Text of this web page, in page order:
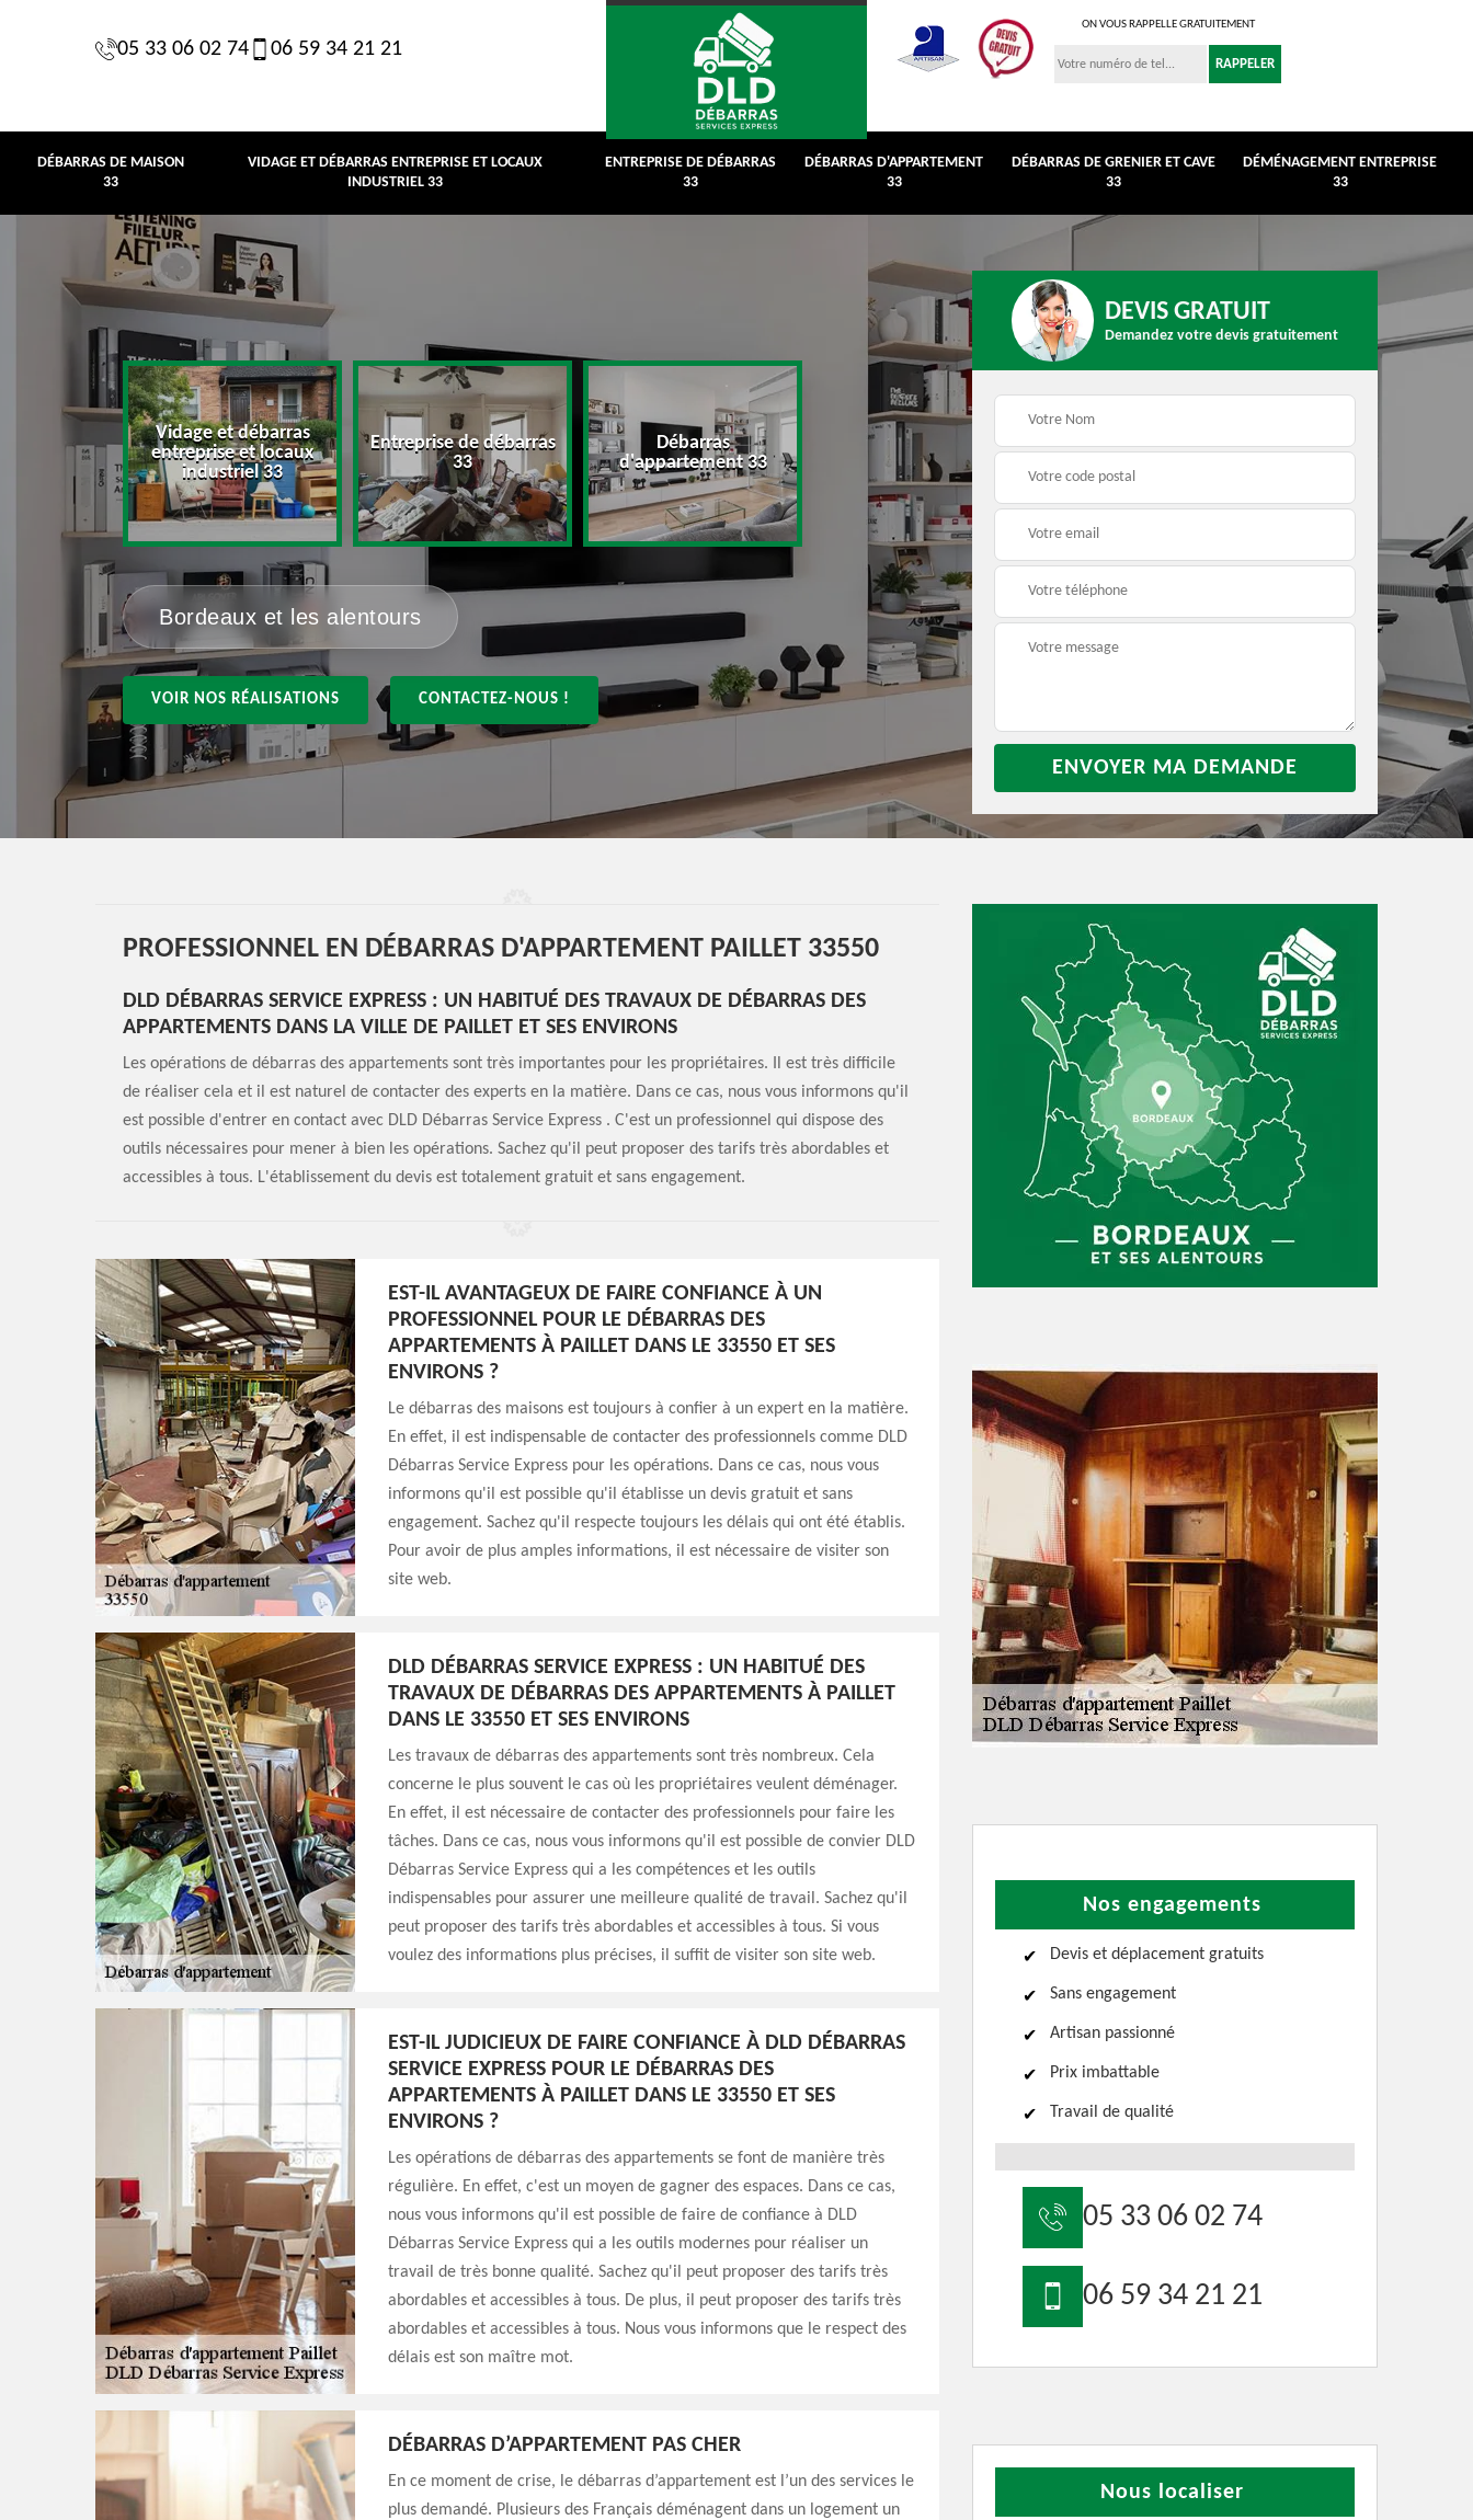
05 33 06 02 74 06 59 34 21 21
ON VOUS RAPPELLE GRATUITEMENT
DÉBARRAS DE MAISON
33
VIDAGE ET DÉBARRAS ENTREPRISE ET LOCAUX
INDUSTRIEL 33
ENTREPRISE DE DÉBARRAS
33
DÉBARRAS D'APPARTEMENT
33
DÉBARRAS DE GRENIER ET CAVE
33
DÉMÉNAGEMENT ENTREPRISE
33
maison 33
Vidage et débarras
entreprise et locaux
industriel 33
Entreprise de débarras
33
Débarras
d'appartement 33
Débarras de grenier et
cave 33
Déménagement
Débarras de maison
Bordeaux et les alentours
VOIR NOS RÉALISATIONS CONTACTEZ-NOUS !
DEVIS GRATUIT
Demandez votre devis gratuitement
PROFESSIONNEL EN DÉBARRAS D'APPARTEMENT PAILLET 33550
DLD DÉBARRAS SERVICE EXPRESS : UN HABITUÉ DES TRAVAUX DE DÉBARRAS DES
APPARTEMENTS DANS LA VILLE DE PAILLET ET SES ENVIRONS
Les opérations de débarras des appartements sont très importantes pour les propriétaires. Il est très difficile
de réaliser cela et il est naturel de contacter des experts en la matière. Dans ce cas, nous vous informons qu'il
est possible d'entrer en contact avec DLD Débarras Service Express . C'est un professionnel qui dispose des
outils nécessaires pour mener à bien les opérations. Sachez qu'il peut proposer des tarifs très abordables et
accessibles à tous. L'établissement du devis est totalement gratuit et sans engagement.
EST-IL AVANTAGEUX DE FAIRE CONFIANCE À UN
PROFESSIONNEL POUR LE DÉBARRAS DES
APPARTEMENTS À PAILLET DANS LE 33550 ET SES
ENVIRONS ?
Le débarras des maisons est toujours à confier à un expert en la matière.
En effet, il est indispensable de contacter des professionnels comme DLD
Débarras Service Express pour les opérations. Dans ce cas, nous vous
informons qu'il est possible qu'il établisse un devis gratuit et sans
engagement. Sachez qu'il respecte toujours les délais qui ont été établis.
Pour avoir de plus amples informations, il est nécessaire de visiter son
site web.
DLD DÉBARRAS SERVICE EXPRESS : UN HABITUÉ DES
TRAVAUX DE DÉBARRAS DES APPARTEMENTS À PAILLET
DANS LE 33550 ET SES ENVIRONS
Les travaux de débarras des appartements sont très nombreux. Cela
concerne le plus souvent le cas où les propriétaires veulent déménager.
En effet, il est nécessaire de contacter des professionnels pour faire les
tâches. Dans ce cas, nous vous informons qu'il est possible de convier DLD
Débarras Service Express qui a les compétences et les outils
indispensables pour assurer une meilleure qualité de travail. Sachez qu'il
peut proposer des tarifs très abordables et accessibles à tous. Si vous
voulez des informations plus précises, il suffit de visiter son site web.
EST-IL JUDICIEUX DE FAIRE CONFIANCE À DLD DÉBARRAS
SERVICE EXPRESS POUR LE DÉBARRAS DES
APPARTEMENTS À PAILLET DANS LE 33550 ET SES
ENVIRONS ?
Les opérations de débarras des appartements se font de manière très
régulière. En effet, c'est un moyen de gagner des espaces. Dans ce cas,
nous vous informons qu'il est possible de faire de confiance à DLD
Débarras Service Express qui a les outils modernes pour réaliser un
travail de très bonne qualité. Sachez qu'il peut proposer des tarifs très
abordables et accessibles à tous. De plus, il peut proposer des tarifs très
abordables et accessibles à tous. Nous vous informons que le respect des
délais est son maître mot.
DÉBARRAS D’APPARTEMENT PAS CHER
En ce moment de crise, le débarras d’appartement est l’un des services le
plus demandé. Plusieurs des Français déménagent dans un logement un
Nos engagements
Devis et déplacement gratuits
Sans engagement
Artisan passionné
Prix imbattable
Travail de qualité
05 33 06 02 74
06 59 34 21 21
Nous localiser